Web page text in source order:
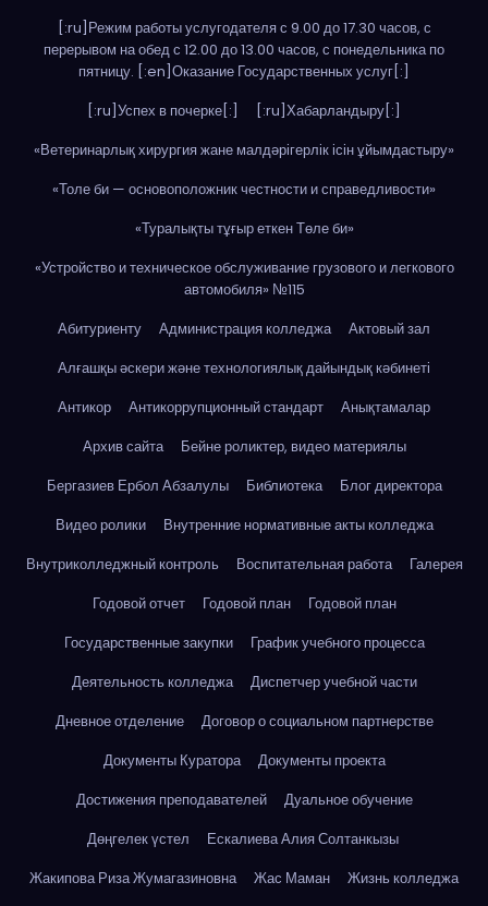
[:ru]Режим работы услугодателя с 9.00 до 17.30 часов, с
перерывом на обед с 12.00 до 13.00 часов, с понедельника по
пятницу. [:en]Оказание Государственных услуг[:]
[:ru]Успех в почерке[:]
[:ru]Хабарландыру[:]
«Ветеринарлық хирургия жане малдәрігерлік ісін ұйымдастыру»
«Толе би — основоположник честности и справедливости»
«Туралықты тұғыр еткен Төле би»
«Устройство и техническое обслуживание грузового и легкового
автомобиля» №115
Абитуриенту
Администрация колледжа
Актовый зал
Алғашқы әскери және технологиялық дайындық кәбинеті
Антикор
Антикоррупционный стандарт
Анықтамалар
Архив сайта
Бейне роликтер, видео материялы
Бергазиев Ербол Абзалулы
Библиотека
Блог директора
Видео ролики
Внутренние нормативные акты колледжа
Внутриколледжный контроль
Воспитательная работа
Галерея
Годовой отчет
Годовой план
Годовой план
Государственные закупки
График учебного процесса
Деятельность колледжа
Диспетчер учебной части
Дневное отделение
Договор о социальном партнерстве
Документы Куратора
Документы проекта
Достижения преподавателей
Дуальное обучение
Дөңгелек үстел
Ескалиева Алия Солтанкызы
Жакипова Риза Жумагазиновна
Жас Маман
Жизнь колледжа